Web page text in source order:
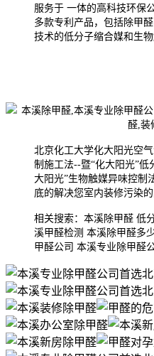
服务于 一体的高科技环保
多款专利产品，包括除甲
技术的低分子缩合媒和生物
北京化工大学化大阳光空
制施工法--暨“化大阳光”低
大阳光”生物触媒异味控制
底的解决您室内装修污染
相关搜索：本溪除甲醛 低
溪甲醛检测 本溪除甲醛多
甲醛公司 本溪专业除甲醛